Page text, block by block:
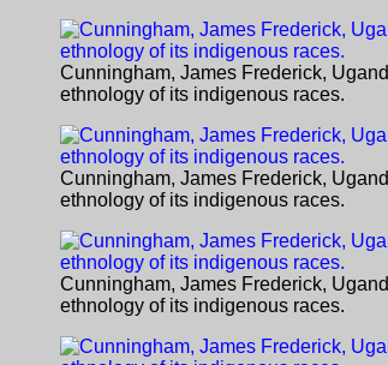
Cunningham, James Frederick,
ethnology of its indigenous races.
Cunningham, James Frederick,
ethnology of its indigenous races.
Cunningham, James Frederick,
ethnology of its indigenous races.